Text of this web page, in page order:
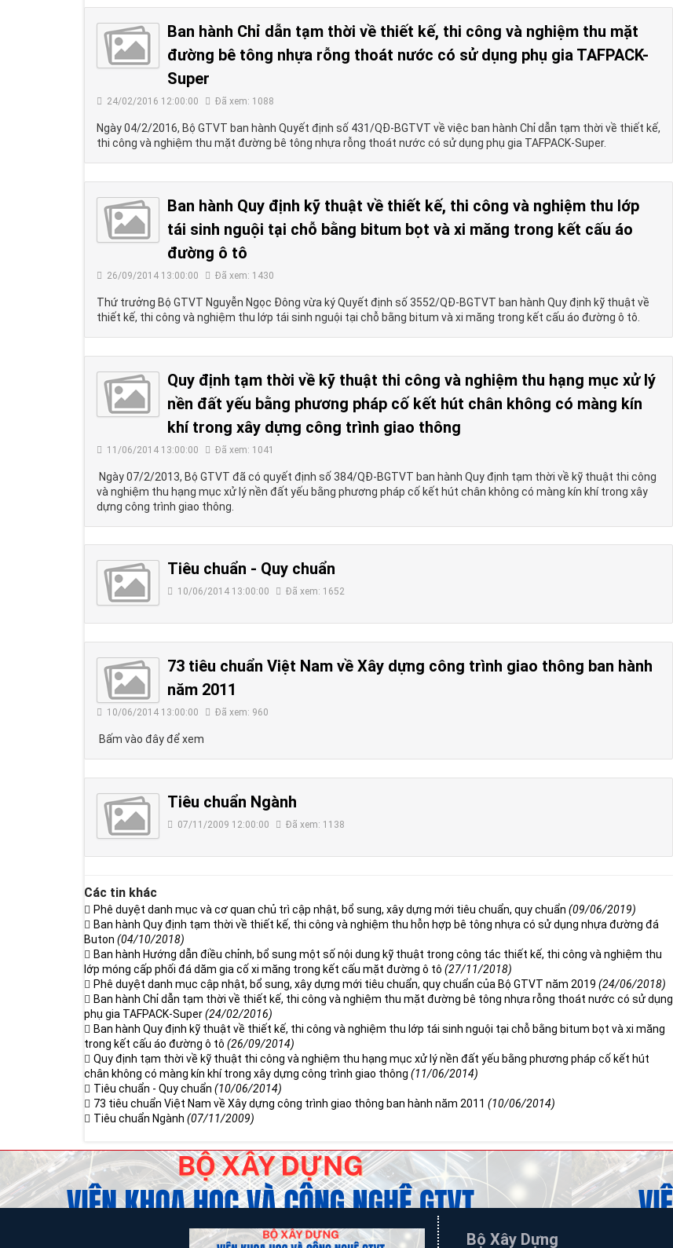
Ban hành Chỉ dẫn tạm thời về thiết kế, thi công và nghiệm thu mặt
đường bê tông nhựa rỗng thoát nước có sử dụng phụ gia TAFPACK-
Super
24/02/2016 12:00:00 Đã xem: 1088
Ngày 04/2/2016, Bộ GTVT ban hành Quyết định số 431/QĐ-BGTVT về việc ban hành Chỉ dẫn tạm thời về thiết kế,
thi công và nghiệm thu mặt đường bê tông nhựa rỗng thoát nước có sử dụng phụ gia TAFPACK-Super.
Ban hành Quy định kỹ thuật về thiết kế, thi công và nghiệm thu lớp
tái sinh nguội tại chỗ bằng bitum bọt và xi măng trong kết cấu áo
đường ô tô
26/09/2014 13:00:00 Đã xem: 1430
Thứ trưởng Bộ GTVT Nguyễn Ngọc Đông vừa ký Quyết định số 3552/QĐ-BGTVT ban hành Quy định kỹ thuật về
thiết kế, thi công và nghiệm thu lớp tái sinh nguội tại chỗ bằng bitum và xi măng trong kết cấu áo đường ô tô.
Quy định tạm thời về kỹ thuật thi công và nghiệm thu hạng mục xử lý
nền đất yếu bằng phương pháp cố kết hút chân không có màng kín
khí trong xây dựng công trình giao thông
11/06/2014 13:00:00 Đã xem: 1041
Ngày 07/2/2013, Bộ GTVT đã có quyết định số 384/QĐ-BGTVT ban hành Quy định tạm thời về kỹ thuật thi công
và nghiệm thu hạng mục xử lý nền đất yếu bằng phương pháp cố kết hút chân không có màng kín khí trong xây
dựng công trình giao thông.
Tiêu chuẩn - Quy chuẩn
10/06/2014 13:00:00 Đã xem: 1652
73 tiêu chuẩn Việt Nam về Xây dựng công trình giao thông ban hành
năm 2011
10/06/2014 13:00:00 Đã xem: 960
Bấm vào đây để xem
Tiêu chuẩn Ngành
07/11/2009 12:00:00 Đã xem: 1138
Các tin khác
Phê duyệt danh mục và cơ quan chủ trì cập nhật, bổ sung, xây dựng mới tiêu chuẩn, quy chuẩn (09/06/2019)
Ban hành Quy định tạm thời về thiết kế, thi công và nghiệm thu hỗn hợp bê tông nhựa có sử dụng nhựa đường đá
Buton (04/10/2018)
Ban hành Hướng dẫn điều chỉnh, bổ sung một số nội dung kỹ thuật trong công tác thiết kế, thi công và nghiệm thu
lớp móng cấp phối đá dăm gia cố xi măng trong kết cấu mặt đường ô tô (27/11/2018)
Phê duyệt danh mục cập nhật, bổ sung, xây dựng mới tiêu chuẩn, quy chuẩn của Bộ GTVT năm 2019 (24/06/2018)
Ban hành Chỉ dẫn tạm thời về thiết kế, thi công và nghiệm thu mặt đường bê tông nhựa rỗng thoát nước có sử dụng
phụ gia TAFPACK-Super(24/02/2016)
Ban hành Quy định kỹ thuật về thiết kế, thi công và nghiệm thu lớp tái sinh nguội tại chỗ bằng bitum bọt và xi măng
trong kết cấu áo đường ô tô (26/09/2014)
Quy định tạm thời về kỹ thuật thi công và nghiệm thu hạng mục xử lý nền đất yếu bằng phương pháp cố kết hút
chân không có màng kín khí trong xây dựng công trình giao thông (11/06/2014)
Tiêu chuẩn - Quy chuẩn (10/06/2014)
73 tiêu chuẩn Việt Nam về Xây dựng công trình giao thông ban hành năm 2011 (10/06/2014)
Tiêu chuẩn Ngành (07/11/2009)
Bộ Xây Dựng